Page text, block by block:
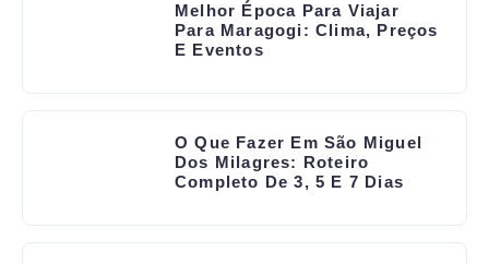
Melhor Época Para Viajar
Para Maragogi: Clima, Preços
E Eventos
O Que Fazer Em São Miguel
Dos Milagres: Roteiro
Completo De 3, 5 E 7 Dias